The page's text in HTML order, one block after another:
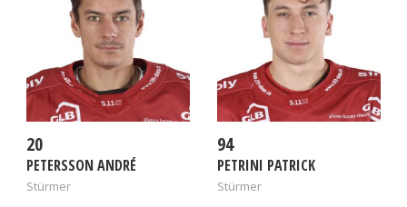
20
PETERSSON ANDRÉ
Stürmer
94
PETRINI PATRICK
Stürmer